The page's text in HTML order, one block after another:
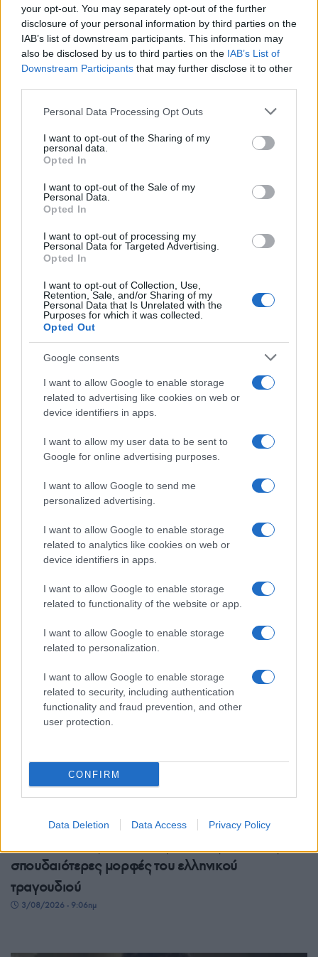
your opt-out. You may separately opt-out of the further
disclosure of your personal information by third parties on the
IAB’s list of downstream participants. This information may
also be disclosed by us to third parties on the IAB’s List of
Downstream Participants that may further disclose it to other
Please note that this website/app uses one or more Google
not limited to your visit or usage behaviour. You may click to
grant or deny consent to Google and its third-party tags to
use your data for below specified purposes in below Google
consent section.
Personal Data Processing Opt Outs
I want to opt-out of the Sharing of my
personal data.
Opted In
I want to opt-out of the Sale of my
Personal Data.
Opted In
I want to opt-out of processing my
Personal Data for Targeted Advertising.
Opted In
I want to opt-out of Collection, Use,
Retention, Sale, and/or Sharing of my
Personal Data that Is Unrelated with the
Purposes for which it was collected.
Opted Out
Google consents
I want to allow Google to enable storage
related to advertising like cookies on web or
device identifiers in apps.
I want to allow my user data to be sent to
Google for online advertising purposes.
I want to allow Google to send me
personalized advertising.
I want to allow Google to enable storage
related to analytics like cookies on web or
device identifiers in apps.
I want to allow Google to enable storage
related to functionality of the website or app.
I want to allow Google to enable storage
related to personalization.
I want to allow Google to enable storage
related to security, including authentication
functionality and fraud prevention, and other
user protection.
CONFIRM
Data Deletion Data Access Privacy Policy
ΠΟΛΙΤΙΣΜΟΣ
Νεκροταφείο Αθηνών
ΠΟΛΙΤΙΣΜΟΣ
Πέλλα: Το Κάστρο των Μογλενών ανοίγει ξανά
τις πύλες του
ΠΟΛΙΤΙΣΜΟΣ
Λάκης Χαλκιάς: Όταν ξεσήκωνε τη Βαρβάκειο
αγορά, την Τσικνοπέμπτη του 2016
3/08/2026 - 2:18μμ
σπουδαιότερες μορφές του ελληνικού
τραγουδιού
3/08/2026 - 9:06πμ